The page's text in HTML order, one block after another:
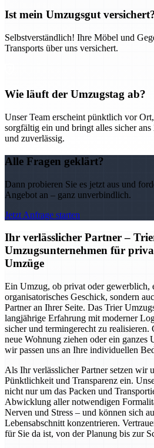
Ist mein Umzugsgut
Selbstverständlich! Ihre Möbel und
Transports über uns versichert.
Wie läuft der Umzugstag ab?
Unser Team erscheint pünktlich vor
sorgfältig ein und bringt alles sicher
und zuverlässig.
Alle Fragen geklärt?
Dann probieren Sie es jetzt aus und
Angebot an – ganz unverbindlich.
Jetzt Anfrage starten
Ihr verlässlicher Partner –
Umzugsunternehmen für
Umzüge
Ein Umzug, ob privat oder gewerblich,
organisatorisches Geschick, sondern
Partner an Ihrer Seite. Das Trier
langjährige Erfahrung mit moderner
sicher und termingerecht zu
neue Wohnung ziehen oder ein ganzes
wir passen uns an Ihre individuellen
Als Ihr verlässlicher Partner setzen wir
Pünktlichkeit und Transparenz ein.
nicht nur um das Packen und
Abwicklung aller notwendigen
Nerven und Stress – und können sich
Lebensabschnitt konzentrieren.
für Sie da ist, von der Planung bis zur